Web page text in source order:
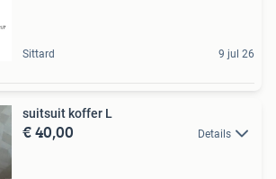
Sittard 9 jul 26
suitsuit koffer L
€ 40,00 Details